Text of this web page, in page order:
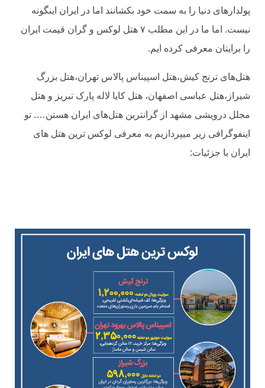
پولدارهای دنیا را به سمت خود بکشانند اما در ایران اینگونه
نیست. اما ما در این مطلب ۷ هتل لوکس و گران قیمت ایران
را برایتان معرفی کرده ایم.
هتل‌های ترنج کیش،هتل اسپیناس پالاس تهران،هتل بزرگ
شیراز،هتل عباسی اصفهان، هتل کایا لاله پارک تبریز و هتل
مجلل درویشی مشهد از گرانترین هتل‌های ایران هستن…. تو
اینفوگرافی زیر میپردازیم به معرفی لوکس ترین هتل های
ایران با جزئیات: